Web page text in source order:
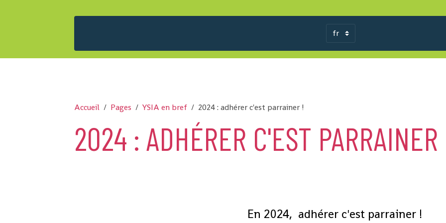
Accueil Pages YSIA en bref 2024 : adhérer c'est parrainer !
2024 : ADHÉRER C'EST
En 2024, adhérer c'est parrainer !